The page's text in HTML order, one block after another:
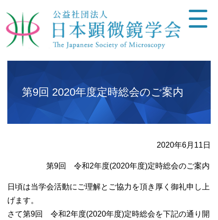
第9回 2020年度定時総会のご案内
2020年6月11日
第9回 令和2年度(2020年度)定時総会のご案内
日頃は当学会活動にご理解とご協力を頂き厚く御礼申し上
げます。
さて第9回 令和2年度(2020年度)定時総会を下記の通り開